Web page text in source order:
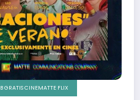
GRATIS CINEMATTE FLIX